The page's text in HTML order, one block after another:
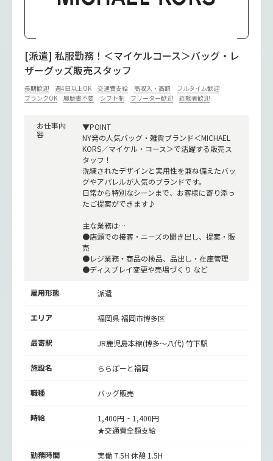
[派遣] 私服勤務！＜マイケルコース＞バッグ・レ
ザーグッズ販売スタッフ
長期歓迎 週4日以上OK 交通費支給 高収入・高額
フルタイム歓迎
ブランクOK
履歴書不要 シフト制 フリーター歓迎 経験者歓迎
お仕事内
容
▼POINT
NY発の人気バッグ・雑貨ブランド＜MICHAEL
KORS／マイケル・コース＞で活躍する販売ス
タッフ！
洗練されたデザインと実用性を兼ね備えたバッ
グやアパレルが人気のブランドです。
日常から特別なシーンまで、お客様に寄り添っ
たご提案ができます♪
主な業務は…
●店頭での接客・ニーズの聞き出し、提案・販
売
●レジ業務・商品の検品、品出し・在庫管理
●ディスプレイ変更や売場づくり など
雇用形態 派遣
エリア 福岡県 福岡市博多区
最寄駅 JR鹿児島本線(博多～八代)竹下駅
施設名 ららぽーと福岡
職種 バッグ販売
時給
1,400円 ~ 1,400円
★交通費全額支給
勤務時間
実働 7.5H 休憩 1.5H